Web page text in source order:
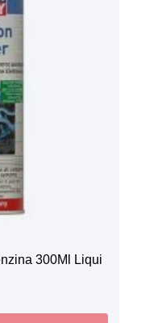
300Ml Liqui